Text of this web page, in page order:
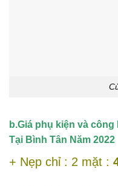
b.Giá phụ kiện và
Tại Bình Tân Năm 2022
+ Nẹp chỉ : 2 mặt :